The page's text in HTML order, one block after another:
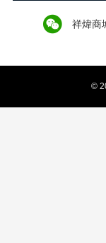
祥煒商
©